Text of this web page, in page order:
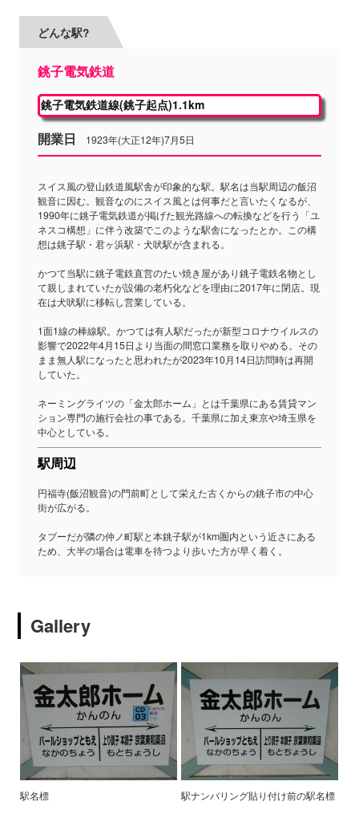
どんな駅?
銚子電気鉄道
銚子電気鉄道線(銚子起点)1.1km
開業日 1923年(大正12年)7月5日
スイス風の登山鉄道風駅舎が印象的な駅。駅名は当駅周辺の飯沼
観音に因む。観音なのにスイス風とは何事だと言いたくなるが、
1990年に銚子電気鉄道が掲げた観光路線への転換などを行う「ユ
ネスコ構想」に伴う改築でこのような駅舎になったとか。この構
想は銚子駅・君ヶ浜駅・犬吠駅が含まれる。
かつて当駅に銚子電鉄直営のたい焼き屋があり銚子電鉄名物とし
て親しまれていたが設備の老朽化などを理由に2017年に閉店。現
在は犬吠駅に移転し営業している。
1面1線の棒線駅。かつては有人駅だったが新型コロナウイルスの
影響で2022年4月15日より当面の間窓口業務を取りやめる。その
まま無人駅になったと思われたが2023年10月14日訪問時は再開
していた。
ネーミングライツの「金太郎ホーム」とは千葉県にある賃貸マン
ション専門の施行会社の事である。千葉県に加え東京や埼玉県を
中心としている。
駅周辺
円福寺(飯沼観音)の門前町として栄えた古くからの銚子市の中心
街が広がる。
タブーだが隣の仲ノ町駅と本銚子駅が1km圏内という近さにある
ため、大半の場合は電車を待つより歩いた方が早く着く。
Gallery
駅名標 駅ナンバリング貼り付け前の駅名標